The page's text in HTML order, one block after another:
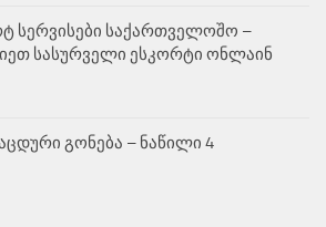
სერვისები საქართველოშო –
სასურველი ესკორტი ონლაინ
გონება – ნაწილი 4